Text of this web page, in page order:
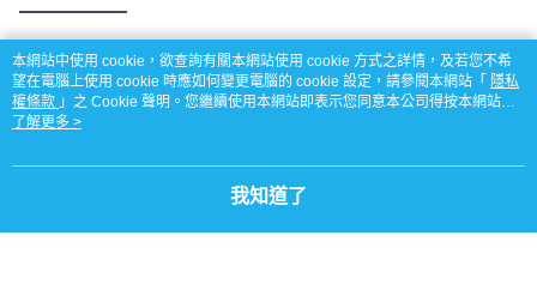
熱門標籤
本網站中使用 cookie，欲查詢有關本網站使用 cookie 方式之詳情，及若您不希
望在電腦上使用 cookie 時應如何變更電腦的 cookie 設定，請參閱本網站「 隱私
權條款 」之 Cookie 聲明。您繼續使用本網站即表示您同意本公司得按本網站使
用條款之 Cookie 聲明使用 cookie。
了解更多 >
我知道了